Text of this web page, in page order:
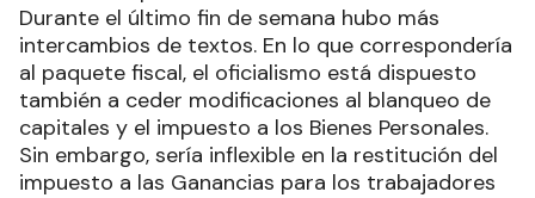
Durante el último fin de semana hubo más
intercambios de textos. En lo que correspondería
al paquete fiscal, el oficialismo está dispuesto
también a ceder modificaciones al blanqueo de
capitales y el impuesto a los Bienes Personales.
Sin embargo, sería inflexible en la restitución del
impuesto a las Ganancias para los trabajadores